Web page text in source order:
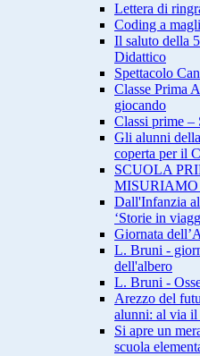
Lettera di
Coding a
Il saluto della
Didattico
Spettacolo
Classe Prima
giocando
Classi prime –
Gli alunni
coperta per il
SCUOLA
MISURIAMO
Dall'Infanzia
‘Storie in
Giornata
L. Bruni -
dell'albero
L. Bruni -
Arezzo del
alunni: al via il
Si apre un
scuola